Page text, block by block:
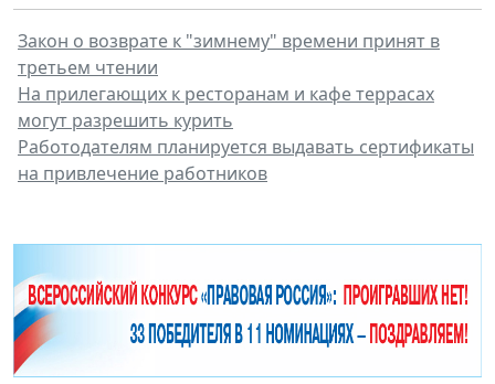
Закон о возврате к "зимнему" времени принят в
третьем чтении
На прилегающих к ресторанам и кафе террасах
могут разрешить курить
Работодателям планируется выдавать сертификаты
на привлечение работников